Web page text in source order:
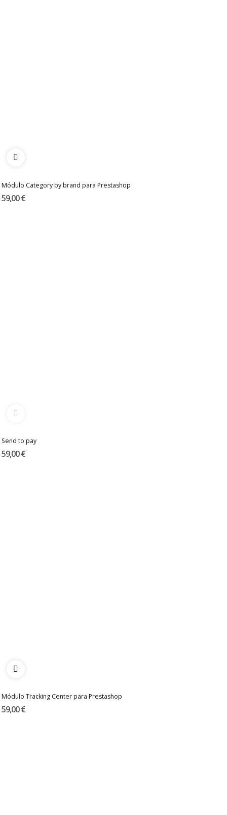
Módulo Category by brand para Prestashop
59,00 €
Send to pay
59,00 €
Módulo Tracking Center para Prestashop
59,00 €